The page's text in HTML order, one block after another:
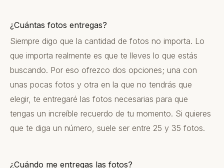
¿Cuántas fotos entregas?
Siempre digo que la cantidad de fotos no importa. Lo
que importa realmente es que te lleves lo que estás
buscando. Por eso ofrezco dos opciones; una con
unas pocas fotos y otra en la que no tendrás que
elegir, te entregaré las fotos necesarias para que
tengas un increíble recuerdo de tu momento. Si quieres
que te diga un número, suele ser entre 25 y 35 fotos.
¿Cuándo me entregas las fotos?